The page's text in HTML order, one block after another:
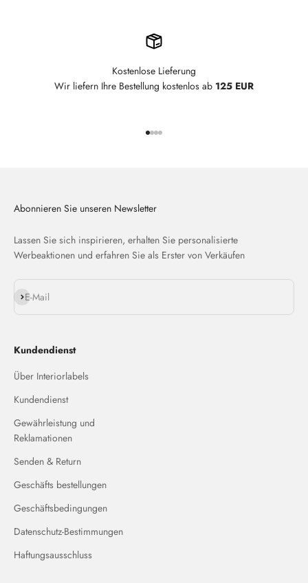
Kostenlose Lieferung
Wir liefern Ihre Bestellung kostenlos ab 125 EUR
Abonnieren Sie unseren Newsletter
Lassen Sie sich inspirieren, erhalten Sie personalisierte
Werbeaktionen und erfahren Sie als Erster von Verkäufen
E-Mail
Abonnieren
Kundendienst
Über Interiorlabels
Kundendienst
Gewährleistung und
Reklamationen
Senden & Return
Geschäfts bestellungen
Geschäftsbedingungen
Datenschutz-Bestimmungen
Haftungsausschluss